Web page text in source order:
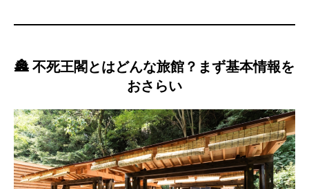
🏯 不死王閣とはどんな旅館？まず基本情報を
おさらい